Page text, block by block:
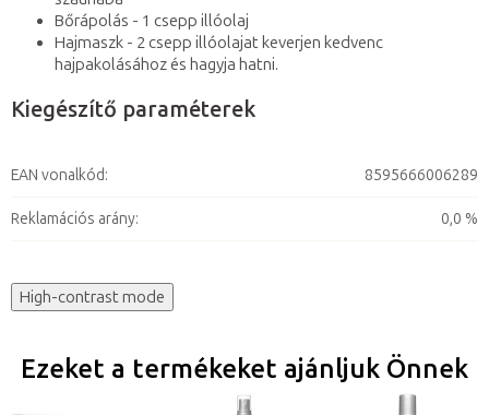
Bőrápolás - 1 csepp illóolaj
Hajmaszk - 2 csepp illóolajat keverjen kedvenc
hajpakolásához és hagyja hatni.
Kiegészítő paraméterek
EAN vonalkód: 8595666006289
Reklamációs arány: 0,0 %
High-contrast mode
Ezeket a termékeket ajánljuk Önnek